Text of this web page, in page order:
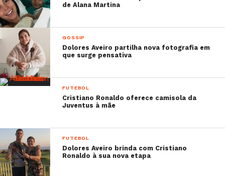
de Alana Martina
GOSSIP
Dolores Aveiro partilha nova fotografia em
que surge pensativa
FUTEBOL
Cristiano Ronaldo oferece camisola da
Juventus à mãe
FUTEBOL
Dolores Aveiro brinda com Cristiano
Ronaldo à sua nova etapa